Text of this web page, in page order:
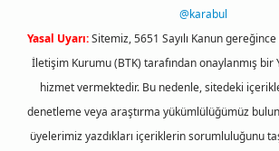
@karabul
Yasal Uyarı:Sitemiz, 5651 Sayılı Kanun
İletişim Kurumu (BTK) tarafından onaylanmış bir
hizmet vermektedir. Bu nedenle, sitedeki
denetleme veya araştırma yükümlülüğümüz
üyelerimiz yazdıkları içeriklerin sorumluluğunu